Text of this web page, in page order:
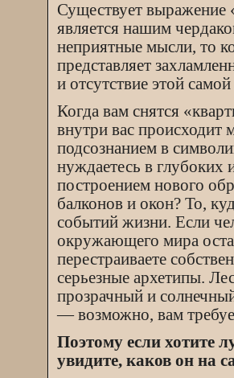
Существует выражение
является нашим
неприятные мысли, то
представляет
и отсутствие этой
Когда вам снятся
внутри вас происходит
подсознанием в
нуждаетесь в глубоких
построением нового
балконов и окон? То,
событий жизни. Если
окружающего мира
перестраиваете
серьезные архетипы.
прозрачный и
— возможно, вам
Поэтому если хотите
увидите, каков он на